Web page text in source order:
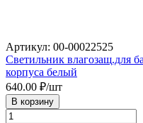
Артикул: 00-00022525
Светильник влагозащ.для
корпуса белый
640.00 ₽/шт
В корзину